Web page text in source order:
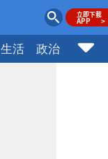
生活 政治 社會